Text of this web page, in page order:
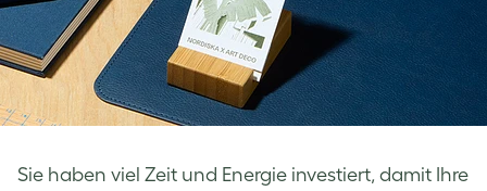
Sie haben viel Zeit und Energie investiert, damit Ihre